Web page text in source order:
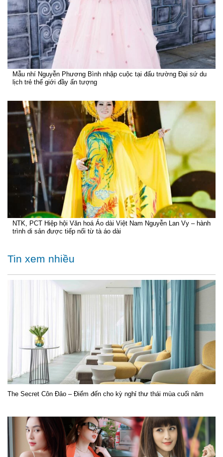
Mẫu nhí Nguyễn Phương Bình nhập cuộc tại đấu trường Đại sứ du
lịch trẻ thế giới đầy ấn tượng
NTK, PCT Hiệp hội Văn hoá Áo dài Việt Nam Nguyễn Lan Vy – hành
trình di sản được tiếp nối từ tà áo dài
Tin xem nhiều
The Secret Côn Đảo – Điểm đến cho kỳ nghỉ thư thái mùa cuối năm